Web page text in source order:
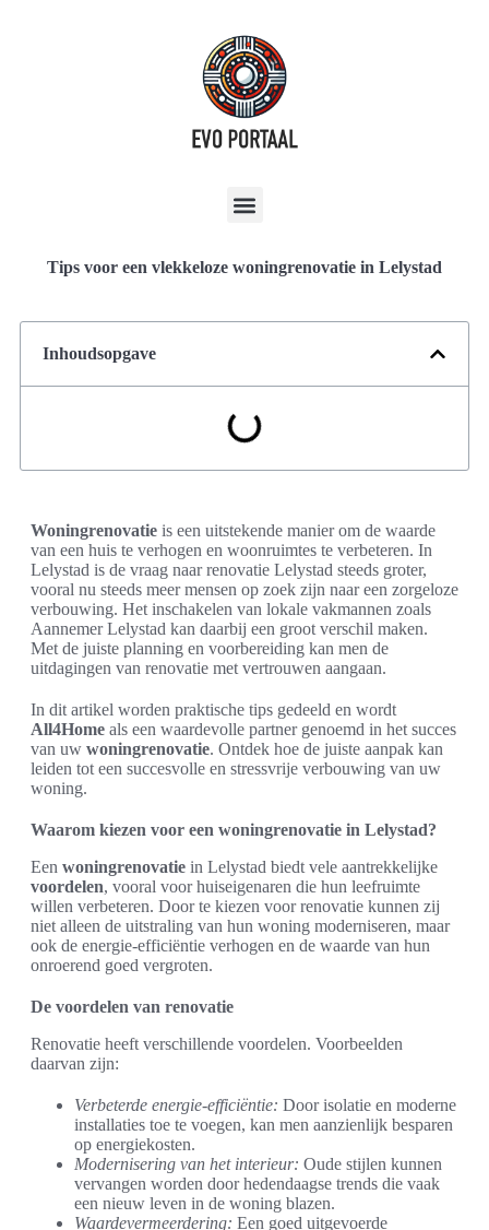
Tips voor een vlekkeloze woningrenovatie in Lelystad
Inhoudsopgave
Woningrenovatie is een uitstekende manier om de waarde
van een huis te verhogen en woonruimtes te verbeteren. In
Lelystad is de vraag naar renovatie Lelystad steeds groter,
vooral nu steeds meer mensen op zoek zijn naar een zorgeloze
verbouwing. Het inschakelen van lokale vakmannen zoals
Aannemer Lelystad kan daarbij een groot verschil maken.
Met de juiste planning en voorbereiding kan men de
uitdagingen van renovatie met vertrouwen aangaan.
In dit artikel worden praktische tips gedeeld en wordt
All4Home als een waardevolle partner genoemd in het succes
van uw woningrenovatie. Ontdek hoe de juiste aanpak kan
leiden tot een succesvolle en stressvrije verbouwing van uw
woning.
Waarom kiezen voor een woningrenovatie in Lelystad?
Een woningrenovatie in Lelystad biedt vele aantrekkelijke
voordelen, vooral voor huiseigenaren die hun leefruimte
willen verbeteren. Door te kiezen voor renovatie kunnen zij
niet alleen de uitstraling van hun woning moderniseren, maar
ook de energie-efficiëntie verhogen en de waarde van hun
onroerend goed vergroten.
De voordelen van renovatie
Renovatie heeft verschillende voordelen. Voorbeelden
daarvan zijn:
Verbeterde energie-efficiëntie: Door isolatie en moderne
installaties toe te voegen, kan men aanzienlijk besparen
op energiekosten.
Modernisering van het interieur: Oude stijlen kunnen
vervangen worden door hedendaagse trends die vaak
een nieuw leven in de woning blazen.
Waardevermeerdering: Een goed uitgevoerde